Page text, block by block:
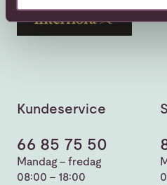
Kundeservice
66 85 75 50
Mandag - fredag
08:00 - 18:00